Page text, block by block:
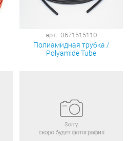
арт.: 0671515110
Полиамидная трубка /
Polyamide Tube